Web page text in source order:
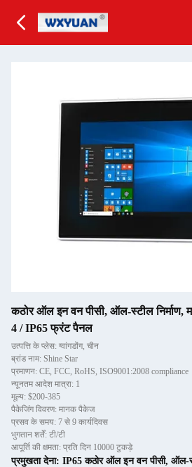
कठोर ऑल इन वन पीसी, ऑल-स्टील निर्माण,
4 / IP65 फ्रंट पैनल
उत्पत्ति के प्लेस: ग्वांगडोंग, चीन
ब्रांड नाम: Shine Star
प्रमाणन: CE, FCC, RoHS, ISO9001:2008 compliance
न्यूनतम आदेश मात्रा: 1
मूल्य: $200-385
पैकेजिंग विवरण: मानक पैकेज
प्रसव के समय: 7 से 9 कार्यदिवस
भुगतान शर्तें: टी/टी
आपूर्ति की क्षमता: प्रति दिन 10000 टुकड़े
प्रमुखता देना: IP65 कठोर ऑल इन वन पीसी, ऑल-